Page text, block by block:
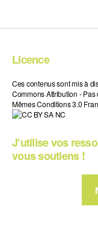
Licence
Ces contenus sont mis à
Commons Attribution -
Mêmes Conditions 3.0
J’utilise vos
vous soutiens !